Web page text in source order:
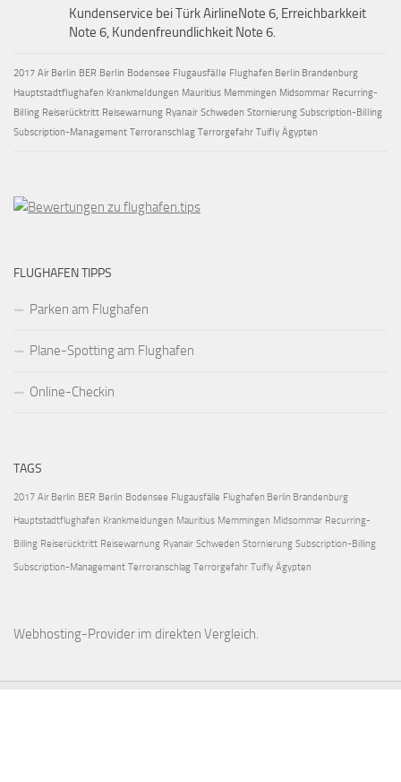
Kundenservice bei Türk AirlineNote 6, Erreichbarkkeit
Note 6, Kundenfreundlichkeit Note 6.
2017 Air Berlin BER Berlin Bodensee Flugausfälle Flughafen Berlin Brandenburg
Hauptstadtflughafen Krankmeldungen Mauritius Memmingen Midsommar Recurring-
Billing Reiserücktritt Reisewarnung Ryanair Schweden Stornierung Subscription-Billing
Subscription-Management Terroranschlag Terrorgefahr Tuifly Ägypten
FLUGHAFEN TIPPS
Parken am Flughafen
Plane-Spotting am Flughafen
Online-Checkin
TAGS
2017 Air Berlin BER Berlin Bodensee Flugausfälle Flughafen Berlin Brandenburg
Hauptstadtflughafen Krankmeldungen Mauritius Memmingen Midsommar Recurring-
Billing Reiserücktritt Reisewarnung Ryanair Schweden Stornierung Subscription-Billing
Subscription-Management Terroranschlag Terrorgefahr Tuifly Ägypten
Webhosting-Provider im direkten Vergleich.